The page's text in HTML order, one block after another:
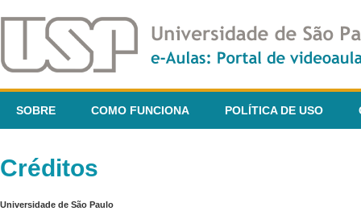
SOBRE COMO FUNCIONA POLÍTICA DE USO
Créditos
Universidade de São Paulo